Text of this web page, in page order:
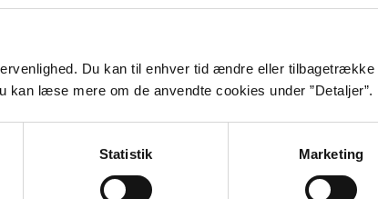
Du kan til enhver tid ændre eller tilbagetrække
læse mere om de anvendte cookies under ”Detaljer”.
Statistik Marketing